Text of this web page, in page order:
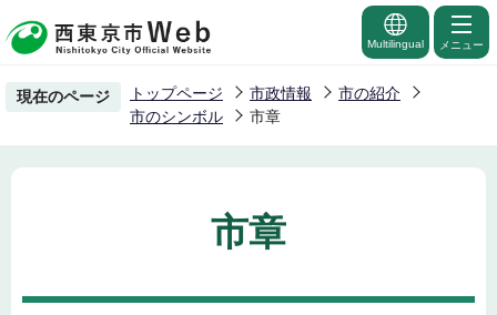
の
ー
Multilingual メニュー
現在のページ トップページ 市政情報
市の紹介
市のシンボル
市章
市章